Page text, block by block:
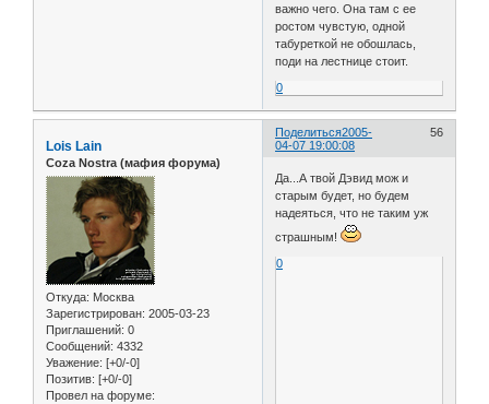
важно чего. Она там с ее
ростом чувстую, одной
табуреткой не обошлась,
поди на лестнице стоит.
0
Поделиться 56
2005-
04-07 19:00:08
Lois Lain
Coza Nostra (мафия форума)
Откуда: Москва
Зарегистрирован: 2005-03-23
Приглашений: 0
Сообщений: 4332
Уважение: [+0/-0]
Позитив: [+0/-0]
Провел на форуме:
Да...А твой Дэвид мож и
старым будет, но будем
надеяться, что не таким уж
страшным!
0